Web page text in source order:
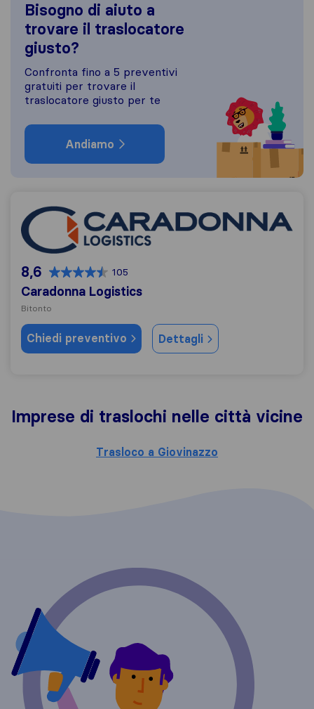
Bisogno di aiuto a
trovare il traslocatore
giusto?
Confronta fino a 5 preventivi
gratuiti per trovare il
traslocatore giusto per te
Andiamo
Caradonna Logistics
8,6 105
Caradonna Logistics
Bitonto
Chiedi preventivo Dettagli
Imprese di traslochi nelle città vicine
Trasloco a Giovinazzo